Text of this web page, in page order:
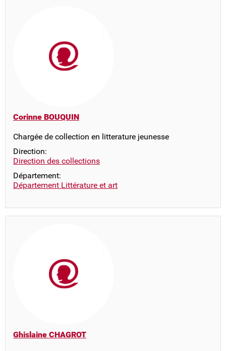
Corinne BOUQUIN
Chargée de collection en litterature jeunesse
Direction:
Direction des collections
Département:
Département Littérature et art
Ghislaine CHAGROT